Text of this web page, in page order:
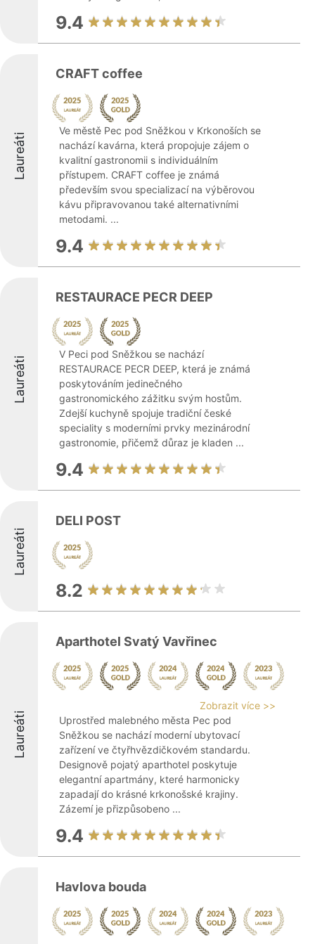
9.4
Laureáti
CRAFT coffee
Ve městě Pec pod Sněžkou v Krkonoších se
nachází kavárna, která propojuje zájem o
kvalitní gastronomii s individuálním
přístupem. CRAFT coffee je známá
především svou specializací na výběrovou
kávu připravovanou také alternativními
metodami. ...
9.4
Laureáti
RESTAURACE PECR DEEP
V Peci pod Sněžkou se nachází
RESTAURACE PECR DEEP, která je známá
poskytováním jedinečného
gastronomického zážitku svým hostům.
Zdejší kuchyně spojuje tradiční české
speciality s moderními prvky mezinárodní
gastronomie, přičemž důraz je kladen ...
9.4
Laureáti
DELI POST
8.2
Laureáti
Aparthotel Svatý Vavřinec
Zobrazit více >>
Uprostřed malebného města Pec pod
Sněžkou se nachází moderní ubytovací
zařízení ve čtyřhvězdičkovém standardu.
Designově pojatý aparthotel poskytuje
elegantní apartmány, které harmonicky
zapadají do krásné krkonošské krajiny.
Zázemí je přizpůsobeno ...
9.4
Havlova bouda